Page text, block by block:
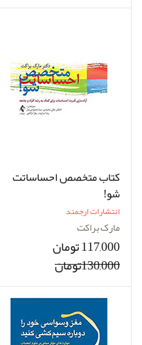
کتاب متخصص احساساتت
شو!
انتشارات ارجمند
مارک براکت
117,000 تومان
130,000تومان